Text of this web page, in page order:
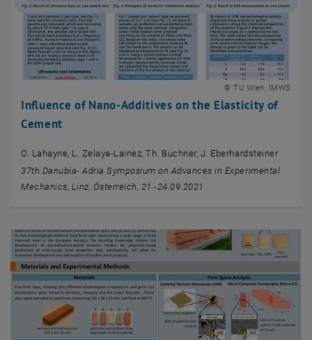
Influence of Nano-Additives on the Elasticity of
Cement
© TU Wien, IMWS
O. Lahayne, L. Zelaya-Lainez, Th. Buchner, J. Eberhardsteiner
37th Danubia- Adria Symposium on Advances in Experimental
Mechanics, Linz, Österreich, 21.-24.09.2021